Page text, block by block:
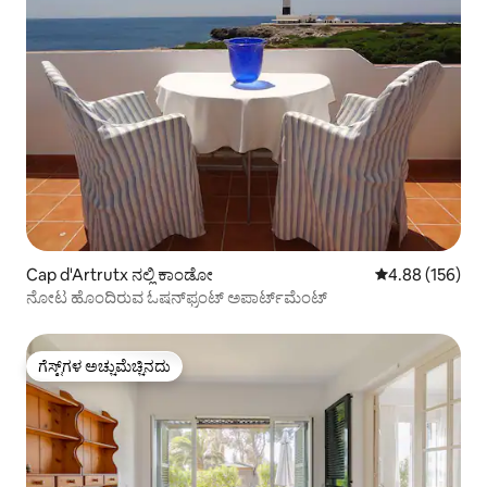
Cap d'Artrutx ನಲ್ಲಿ ಕಾಂಡೋ 5 ರಲ್ಲಿ 4.88
4.88 (156)
ನೋಟ ಹೊಂದಿರುವ ಓಷನ್‌ಫ್ರಂಟ್ ಅಪಾರ್ಟ್‌ಮೆಂಟ್
ಗೆಸ್ಟ್‌ಗಳ ಅಚ್ಚುಮೆಚ್ಚಿನದು
ಗೆಸ್ಟ್‌ಗಳ ಅಚ್ಚುಮೆಚ್ಚಿನದು